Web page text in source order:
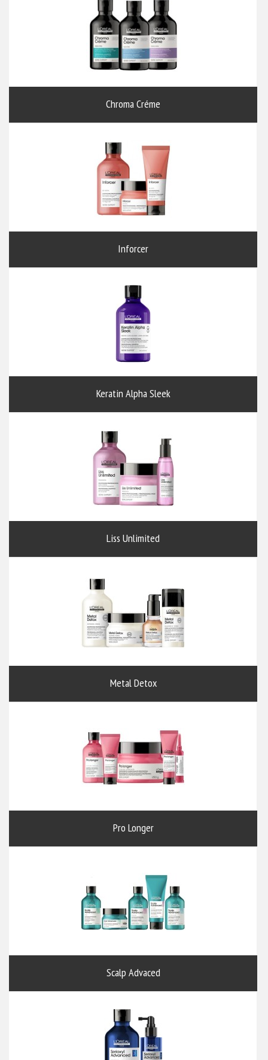
Chroma Créme
Inforcer
Keratin Alpha Sleek
Liss Unlimited
Metal Detox
Pro Longer
Scalp Advaced